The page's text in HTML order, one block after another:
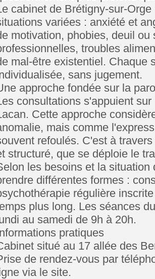
cabinet de Brétigny-sur-
variées : anxiété et
motivation, phobies, deuil
troubles
mal-être existentiel. Chaque
sans jugement.
approche fondée sur la
consultations s'appuient
Cette approche
mais comme
refoulés. C'est à
structuré, que se déploie le
les besoins et la
différentes formes :
régulière
plus long. Les séances
au samedi de 9h à 20h.
pratiques
situé au 17 allée des
de rendez-vous par
via le site.